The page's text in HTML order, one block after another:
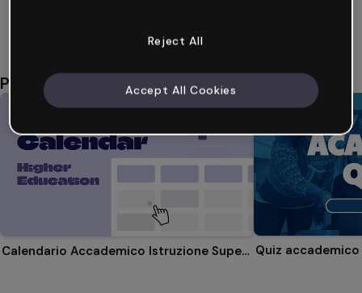
Potrebbe piacerti anche
Calendario Accademico Istruzione Superiore Quiz accademico
Reject All
Accept All Cookies